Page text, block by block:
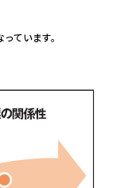
ています。